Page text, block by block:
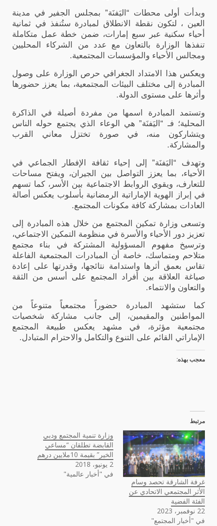
وبدأت أولى محطات “اليَفنَة” بمجلس الجفير في مدينة
العين ، لتكون نقطة الانطلاق لمبادرة ستُنفذ في ثمانية
أحياء سكنية عبر سبع إمارات، ضمن خطة عمل متكاملة
تنفذها الوزارة بالتعاون مع عدد من الشركاء المحليين
ومجالس الأحياء والمؤسسات المجتمعية.
ويعكس هذا الامتداد الجغرافي حرص الوزارة على وصول
المبادرة إلى مختلف البيئات المجتمعية، بما يعزز حضورها
وأثرها على مستوى الدولة.
وتستمد المبادرة اسمها من مفردة أصيلة في الذاكرة
المحلية؛ فـ “اليَفنَة” هي الوعاء الذي يجتمع حوله الناس
ويتشاركون منه، في صورة تختزل معاني القرب
والمشاركة.
وتهدف “اليَفنَة” إلى إحياء ثقافة الإفطار الجماعي في
الأحياء، بما يعزز التواصل بين الجيران، ويفتح مساحات
للتعارف، ويقوي الروابط الاجتماعية بين الأسر، كما تسهم
في إبراز الهوية الإماراتية الرمضانية بأسلوب يعكس أصالة
العادات بمشاركة كافة مكونات المجتمع.
وتسعى وزارة تمكين المجتمع من خلال هذه المبادرة إلى
تعزيز دور الأحياء والأسرة في منظومة التمكين الاجتماعي،
وترسيخ مفهوم المسؤولية المشتركة في بناء مجتمع
متلاحم ومتماسك، خاصة أن المبادرات المجتمعية الفاعلة
تقاس بعمق أثرها واستدامة نتائجها، وقدرتها على إعادة
صياغة العلاقة بين أفراد المجتمع على أسس من الثقة
والتعاون والانتماء.
كما ستشهد المبادرة حضوراً مجتمعياً متنوعاً من
المواطنين والمقيمين، إلى جانب مشاركة شخصيات
مجتمعية مؤثرة، في مشهد يعكس طبيعة المجتمع
الإماراتي القائم على التنوع والتكامل والاحترام المتبادل.
معجب بهذه:
مرتبط
غرفة الشارقة تحصد وسام
الأثر المجتمعي الاتحادي عن
الفئة الفضية
22 نوفمبر، 2023
في "أخبار المجتمع"
وزارة تنمية المجتمع ودبي
القابضة تطلقان “مساعي
الخير” بقيمة 10ملايين درهم
2 يونيو، 2018
في "أخبار عالمية"